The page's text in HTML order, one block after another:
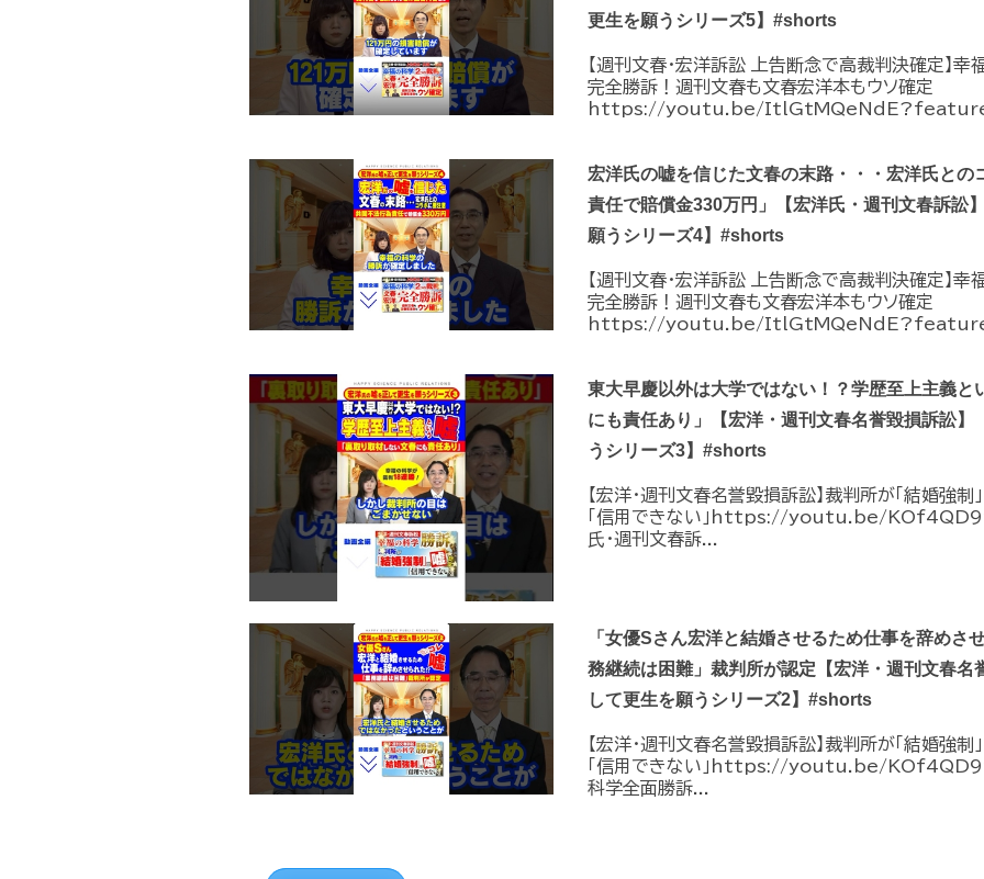
更生を願うシリーズ5】#shorts
【週刊文春・宏洋訴訟 上告断念で高裁判決確定】幸
完全勝訴！週刊文春も文春宏洋本もウソ確定
https://youtu.be/
宏洋氏の嘘を信じた文春の末路・・・宏洋氏との
責任で賠償金330万円」【宏洋氏・週刊文春訴訟
願うシリーズ4】#shorts
【週刊文春・宏洋訴訟 上告断念で高裁判決確定】幸
完全勝訴！週刊文春も文春宏洋本もウソ確定
https://youtu.be/
東大早慶以外は大学ではない！？学歴至上主義と
にも責任あり」【宏洋・週刊文春名誉毀損訴訟】
うシリーズ3】#shorts
【宏洋・週刊文春名誉毀損訴訟】裁判所が「結婚強
「信用できない」https://youtu.be/
氏・週刊文春訴...
「女優Sさん宏洋と結婚させるため仕事を辞めさ
務継続は困難」裁判所が認定【宏洋・週刊文春名
して更生を願うシリーズ2】#shorts
【宏洋・週刊文春名誉毀損訴訟】裁判所が「結婚強
「信用できない」https://youtu.be/
科学全面勝訴...